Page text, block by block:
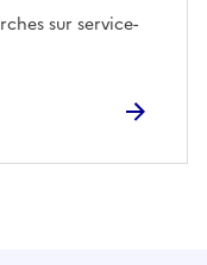
sur service-